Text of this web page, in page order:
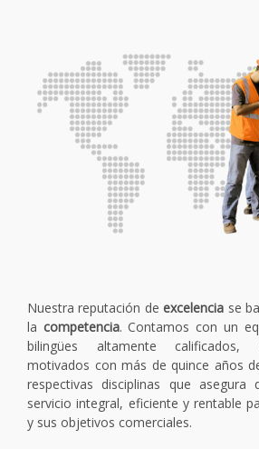
Nuestra reputación deexcelencia se
la competencia. Contamos con un
bilingües altamente calificados,
motivados con más de quince años
respectivas disciplinas que asegura
servicio integral, eficiente y rentable
y sus objetivos comerciales.